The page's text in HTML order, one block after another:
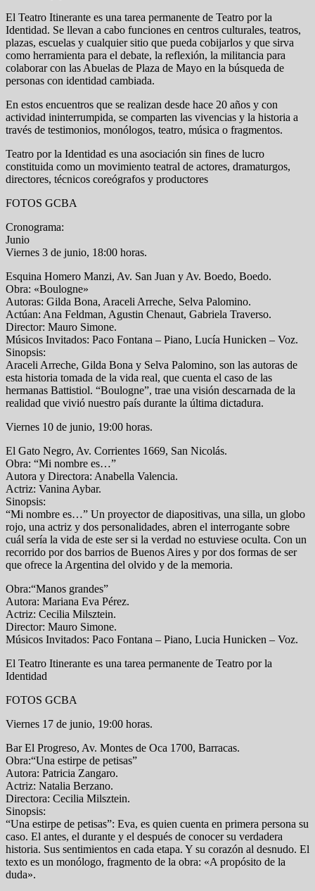
El Teatro Itinerante es una tarea permanente de Teatro por la
Identidad. Se llevan a cabo funciones en centros culturales, teatros,
plazas, escuelas y cualquier sitio que pueda cobijarlos y que sirva
como herramienta para el debate, la reflexión, la militancia para
colaborar con las Abuelas de Plaza de Mayo en la búsqueda de
personas con identidad cambiada.
En estos encuentros que se realizan desde hace 20 años y con
actividad ininterrumpida, se comparten las vivencias y la historia a
través de testimonios, monólogos, teatro, música o fragmentos.
Teatro por la Identidad es una asociación sin fines de lucro
constituida como un movimiento teatral de actores, dramaturgos,
directores, técnicos coreógrafos y productores
FOTOS GCBA
Cronograma:
Junio
Viernes 3 de junio, 18:00 horas.
Esquina Homero Manzi, Av. San Juan y Av. Boedo, Boedo.
Obra: «Boulogne»
Autoras: Gilda Bona, Araceli Arreche, Selva Palomino.
Actúan: Ana Feldman, Agustin Chenaut, Gabriela Traverso.
Director: Mauro Simone.
Músicos Invitados: Paco Fontana – Piano, Lucía Hunicken – Voz.
Sinopsis:
Araceli Arreche, Gilda Bona y Selva Palomino, son las autoras de
esta historia tomada de la vida real, que cuenta el caso de las
hermanas Battistiol. “Boulogne”, trae una visión descarnada de la
realidad que vivió nuestro país durante la última dictadura.
Viernes 10 de junio, 19:00 horas.
El Gato Negro, Av. Corrientes 1669, San Nicolás.
Obra: “Mi nombre es…”
Autora y Directora: Anabella Valencia.
Actriz: Vanina Aybar.
Sinopsis:
“Mi nombre es…” Un proyector de diapositivas, una silla, un globo
rojo, una actriz y dos personalidades, abren el interrogante sobre
cuál sería la vida de este ser si la verdad no estuviese oculta. Con un
recorrido por dos barrios de Buenos Aires y por dos formas de ser
que ofrece la Argentina del olvido y de la memoria.
Obra:“Manos grandes”
Autora: Mariana Eva Pérez.
Actriz: Cecilia Milsztein.
Director: Mauro Simone.
Músicos Invitados: Paco Fontana – Piano, Lucia Hunicken – Voz.
El Teatro Itinerante es una tarea permanente de Teatro por la
Identidad
FOTOS GCBA
Viernes 17 de junio, 19:00 horas.
Bar El Progreso, Av. Montes de Oca 1700, Barracas.
Obra:“Una estirpe de petisas”
Autora: Patricia Zangaro.
Actriz: Natalia Berzano.
Directora: Cecilia Milsztein.
Sinopsis:
“Una estirpe de petisas”: Eva, es quien cuenta en primera persona su
caso. El antes, el durante y el después de conocer su verdadera
historia. Sus sentimientos en cada etapa. Y su corazón al desnudo. El
texto es un monólogo, fragmento de la obra: «A propósito de la
duda».